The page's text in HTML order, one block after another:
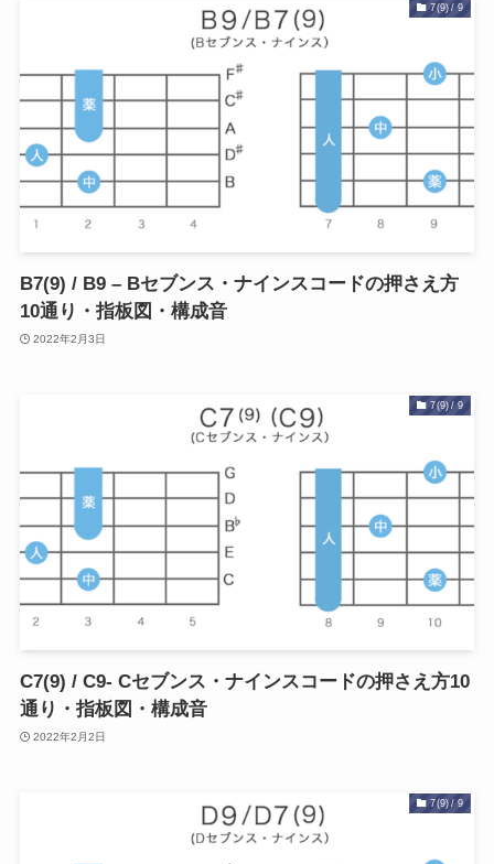
7(9) / 9
B7(9) / B9 – Bセブンス・ナインスコードの押さえ方
10通り・指板図・構成音
2022年2月3日
7(9) / 9
C7(9) / C9- Cセブンス・ナインスコードの押さえ方10
通り・指板図・構成音
2022年2月2日
7(9) / 9